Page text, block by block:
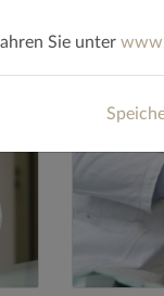
Sie unter